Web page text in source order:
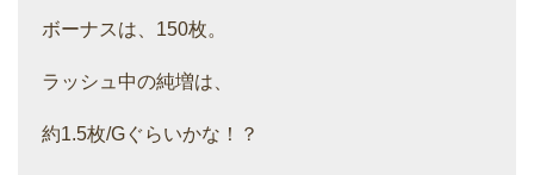
ボーナスは、150枚。
ラッシュ中の純増は、
約1.5枚/Gぐらいかな！？